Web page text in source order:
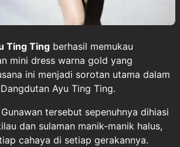
Ting Ting berhasil memukau
mini dress warna gold yang
ini menjadi sorotan utama dalam
Ayu Ting Ting.
tersebut sepenuhnya dihiasi
dan sulaman manik-manik halus,
cahaya di setiap gerakannya.